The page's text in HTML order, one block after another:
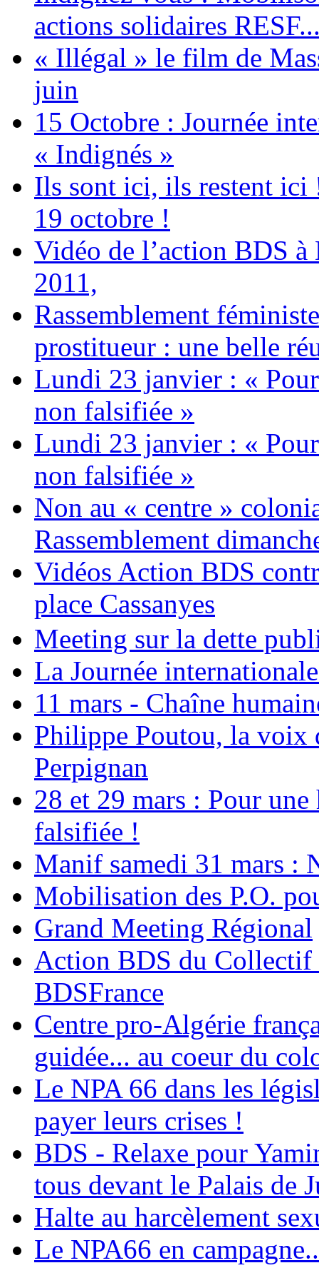
actions solidaires
« Illégal » le film de
juin
15 Octobre : Journée
« Indignés »
Ils sont ici, ils restent ici
19 octobre !
Vidéo de l’action BDS
2011,
Rassemblement
prostitueur : une belle
Lundi 23 janvier : «
non falsifiée »
Lundi 23 janvier : «
non falsifiée »
Non au « centre »
Rassemblement
Vidéos Action BDS
place Cassanyes
Meeting sur la dette
La Journée
11 mars - Chaîne
Philippe Poutou, la voix
Perpignan
28 et 29 mars : Pour
falsifiée !
Manif samedi 31 mars :
Mobilisation des P.O.
Grand Meeting Régional
Action BDS du Collectif
BDSFrance
Centre pro-Algérie
guidée... au coeur du
Le NPA 66 dans les
payer leurs crises !
BDS - Relaxe pour
tous devant le Palais de
Halte au harcèlement
Le NPA66 en